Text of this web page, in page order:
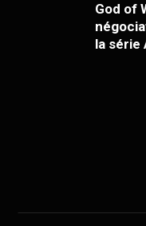
God of
la série